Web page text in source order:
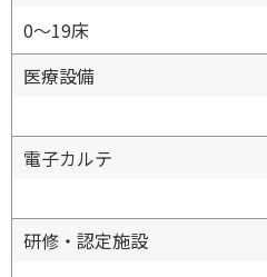
0〜19床
医療設備
電子カルテ
研修・認定施設